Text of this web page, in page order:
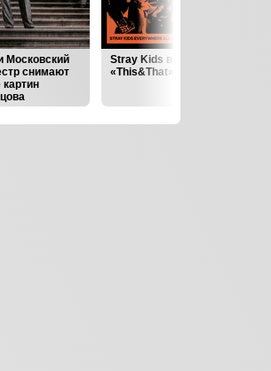
Московский
снимают
Stray Kids выпустили альбом
«This&That»